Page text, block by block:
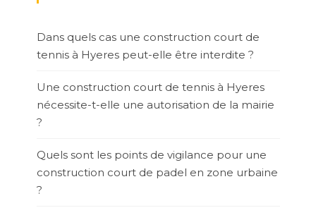
Dans quels cas une construction court de
tennis à Hyeres peut-elle être interdite ?
Une construction court de tennis à Hyeres
nécessite-t-elle une autorisation de la mairie
?
Quels sont les points de vigilance pour une
construction court de padel en zone urbaine
?